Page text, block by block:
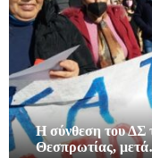
Η σύνθεση του ΔΣ
Θεσπρωτίας,